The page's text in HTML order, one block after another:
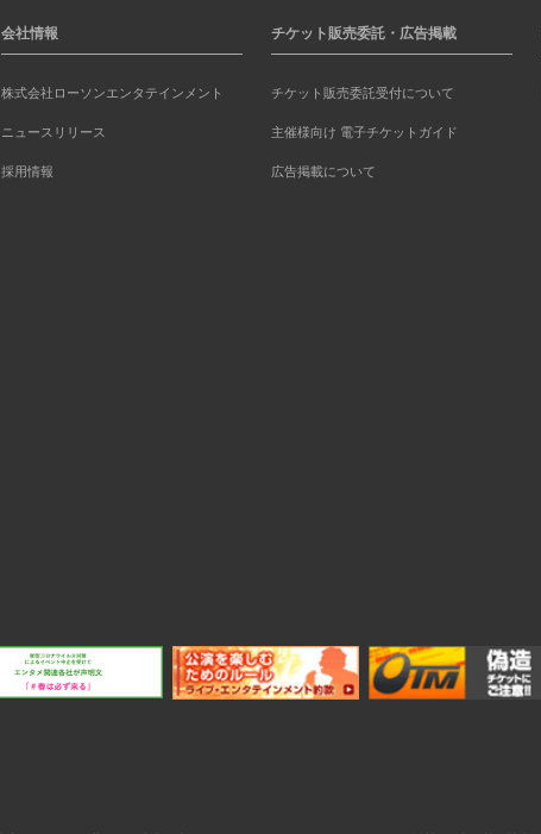
会社情報
株式会社ローソンエンタテインメント
ニュースリリース
採用情報
チケット販売委託・広告掲載
チケット販売委託受付について
主催様向け 電子チケットガイド
広告掲載について